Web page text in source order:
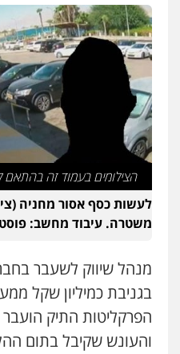
קורל קרוז –
משפט פלילי
עו"ד תומר
מעצרים
חמורה
אלי אונגר
פלילי פשיעה
עו"ד פאדי
פלילי צווארון
וחקירות
הצילומים בעמוד זה בהתאם לסעיף 27א לחוק
לעשות כסף אסור מחניה
משטרה. עיבוד מחשב:
מנהל שיווק לשעבר
בגניבת כמיליון שקל
הפרקליטות התיק
והעונש שקיבל בתום